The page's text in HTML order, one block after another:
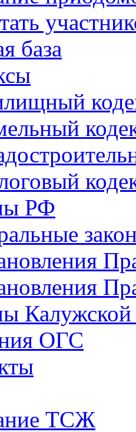
база
РФ
Калужской
ОГС
ТСЖ